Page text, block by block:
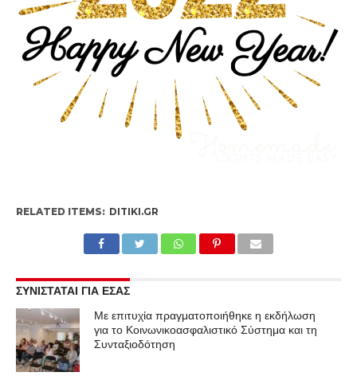
RELATED ITEMS: DITIKI.GR
ΣΥΝΙΣΤΑΤΑΙ ΓΙΑ ΕΣΑΣ
Με επιτυχία πραγματοποιήθηκε η εκδήλωση
για το Κοινωνικοασφαλιστικό Σύστημα και τη
Συνταξιοδότηση